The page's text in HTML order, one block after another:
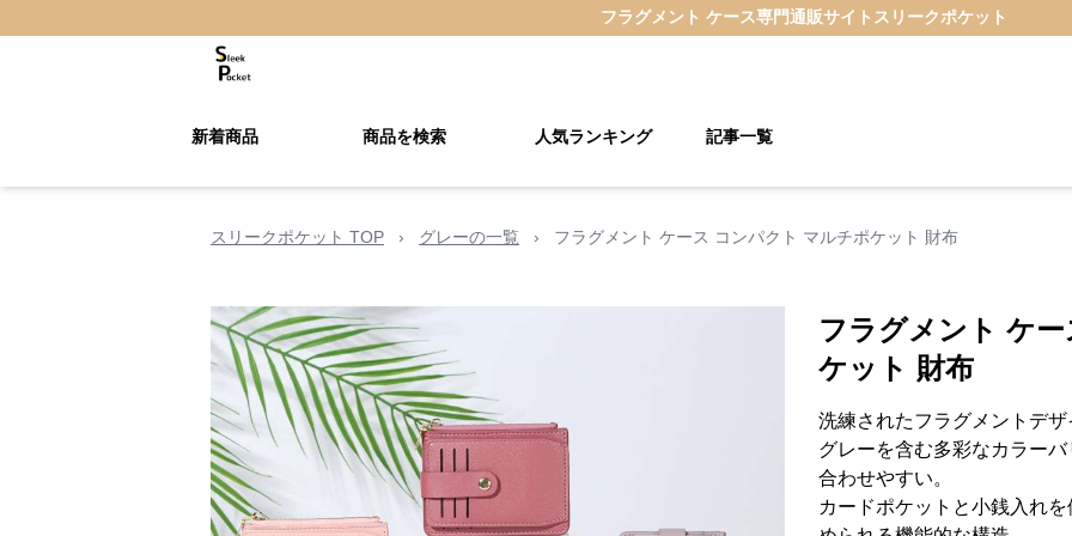
フラグメント ケース専門通販サイト スリークポケット
新着商品 商品を検索 人気ランキング 記事一覧
スリークポケット TOP › グレーの一覧 › フラグメント ケース コンパクト マルチポケット 財布
フラグメント ケ
ケット 財布
洗練されたフラグメントデ
グレーを含む多彩なカラー
合わせやすい。
カードポケットと小銭入れ